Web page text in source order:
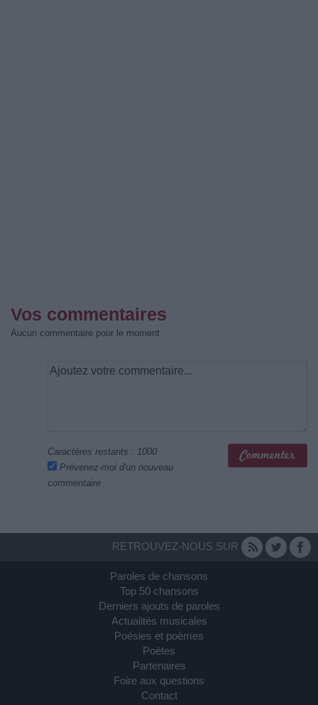
Vos commentaires
Aucun commentaire pour le moment
Caractères restants : 1000
Prévenez-moi d'un nouveau
commentaire
RETROUVEZ-NOUS SUR
Paroles de chansons
Top 50 chansons
Derniers ajouts de paroles
Actualités musicales
Poésies et poèmes
Poètes
Partenaires
Foire aux questions
Contact